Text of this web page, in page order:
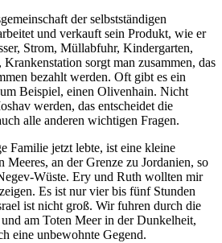
der selbstständigen
und verkauft sein Produkt, wie er
Strom, Müllabfuhr, Kindergarten,
Krankenstation sorgt man zusammen, das
bezahlt werden. Oft gibt es ein
Beispiel, einen Olivenhain. Nicht
werden, das entscheidet die
alle anderen wichtigen Fragen.
Familie jetzt lebte, ist eine kleine
Meeres, an der Grenze zu Jordanien, so
Wüste. Ery und Ruth wollten mir
Es ist nur vier bis fünf Stunden
ist nicht groß. Wir fuhren durch die
am Toten Meer in der Dunkelheit,
eine unbewohnte Gegend.